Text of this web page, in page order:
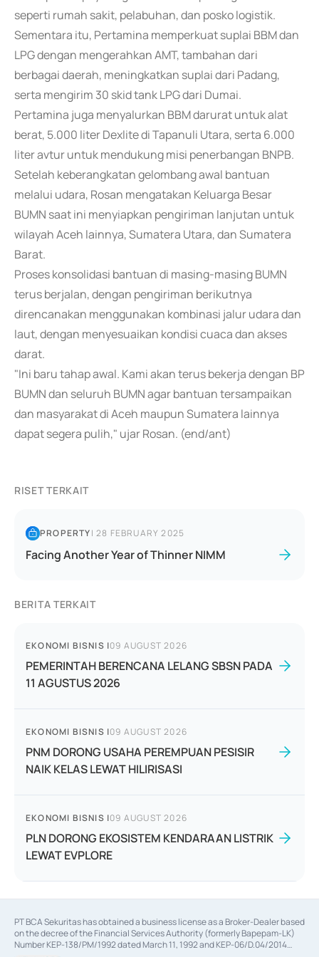
seperti rumah sakit, pelabuhan, dan posko logistik.
Sementara itu, Pertamina memperkuat suplai BBM dan
LPG dengan mengerahkan AMT, tambahan dari
berbagai daerah, meningkatkan suplai dari Padang,
serta mengirim 30 skid tank LPG dari Dumai.
Pertamina juga menyalurkan BBM darurat untuk alat
berat, 5.000 liter Dexlite di Tapanuli Utara, serta 6.000
liter avtur untuk mendukung misi penerbangan BNPB.
Setelah keberangkatan gelombang awal bantuan
melalui udara, Rosan mengatakan Keluarga Besar
BUMN saat ini menyiapkan pengiriman lanjutan untuk
wilayah Aceh lainnya, Sumatera Utara, dan Sumatera
Barat.
Proses konsolidasi bantuan di masing-masing BUMN
terus berjalan, dengan pengiriman berikutnya
direncanakan menggunakan kombinasi jalur udara dan
laut, dengan menyesuaikan kondisi cuaca dan akses
darat.
"Ini baru tahap awal. Kami akan terus bekerja dengan BP
BUMN dan seluruh BUMN agar bantuan tersampaikan
dan masyarakat di Aceh maupun Sumatera lainnya
dapat segera pulih," ujar Rosan. (end/ant)
RISET TERKAIT
PROPERTY|28 FEBRUARY 2025
Facing Another Year of Thinner NIMM
BERITA TERKAIT
EKONOMI BISNIS |09 AUGUST 2026
PEMERINTAH BERENCANA LELANG SBSN PADA
11 AGUSTUS 2026
EKONOMI BISNIS |09 AUGUST 2026
PNM DORONG USAHA PEREMPUAN PESISIR
NAIK KELAS LEWAT HILIRISASI
EKONOMI BISNIS |09 AUGUST 2026
PLN DORONG EKOSISTEM KENDARAAN LISTRIK
LEWAT EVPLORE
PT BCA Sekuritas has obtained a business license as a Broker-Dealer based
on the decree of the Financial Services Authority (formerly Bapepam-LK)
Number KEP-138/PM/1992 dated March 11, 1992 and KEP-06/D.04/2014